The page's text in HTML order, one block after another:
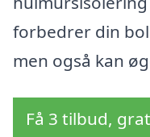
forbedrer din
men også kan
Få 3 tilbud,